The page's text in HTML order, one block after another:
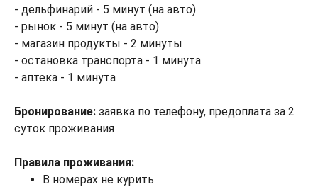
- дельфинарий - 5 минут (на авто)
- рынок - 5 минут (на авто)
- магазин продукты - 2 минуты
- остановка транспорта - 1 минута
- аптека - 1 минута
Бронирование: заявка по телефону, предоплата за 2
суток проживания
Правила проживания:
В номерах не курить